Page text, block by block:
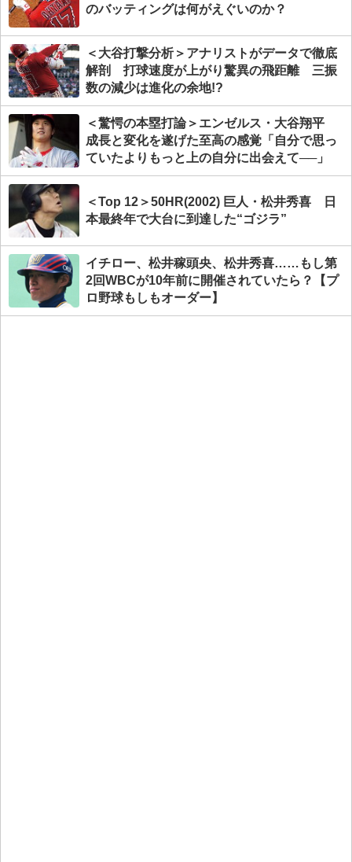
のバッティングは何がえぐいのか？
＜大谷打撃分析＞アナリストがデータで徹底
解剖 打球速度が上がり驚異の飛距離 三振
数の減少は進化の余地!?
＜驚愕の本塁打論＞エンゼルス・大谷翔平
成長と変化を遂げた至高の感覚「自分で思っ
ていたよりもっと上の自分に出会えて──」
＜Top 12＞50HR(2002) 巨人・松井秀喜 日
本最終年で大台に到達した“ゴジラ”
イチロー、松井稼頭央、松井秀喜……もし第
2回WBCが10年前に開催されていたら？【プ
ロ野球もしもオーダー】